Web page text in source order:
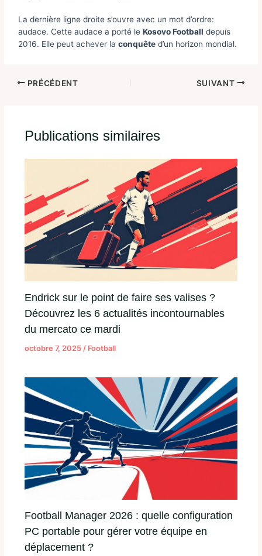
La dernière ligne droite s’ouvre avec un mot d’ordre:
audace. Cette audace a porté leKosovo Football depuis
2016. Elle peut achever laconquête d’un horizon mondial.
PRÉCÉDENT SUIVANT
Publications similaires
Endrick sur le point de faire ses valises ?
Découvrez les 6 actualités incontournables
du mercato ce mardi
octobre 7, 2025 / Football
Football Manager 2026 : quelle configuration
PC portable pour gérer votre équipe en
déplacement ?